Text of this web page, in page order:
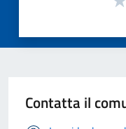
Contatta il